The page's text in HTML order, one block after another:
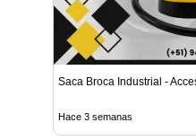
Saca Broca Industrial -
Hace 3 semanas